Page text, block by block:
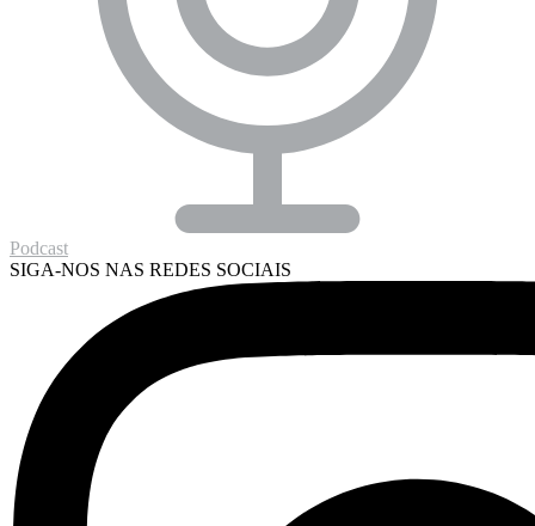
Podcast
SIGA-NOS NAS REDES SOCIAIS